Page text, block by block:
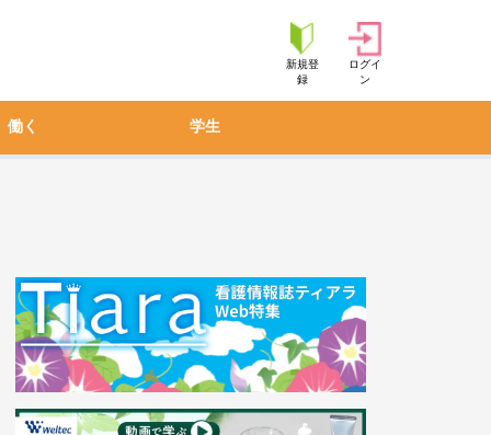
新規登
録
ログイ
ン
働く 学生